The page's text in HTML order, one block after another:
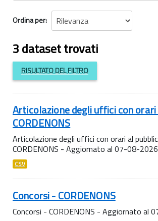
Ordina per
3 dataset trovati
RISULTATO DEL FILTRO
Articolazione degli uffici con
CORDENONS
Articolazione degli uffici con orari al
CORDENONS - Aggiornato al 07-08-2026
CSV
Concorsi - CORDENONS
Concorsi - CORDENONS - Aggiornato al